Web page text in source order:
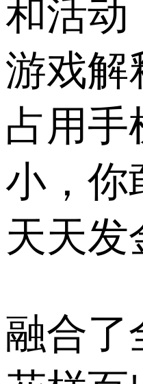
和活动
游戏解
占用手
小，你
天天发
融合了